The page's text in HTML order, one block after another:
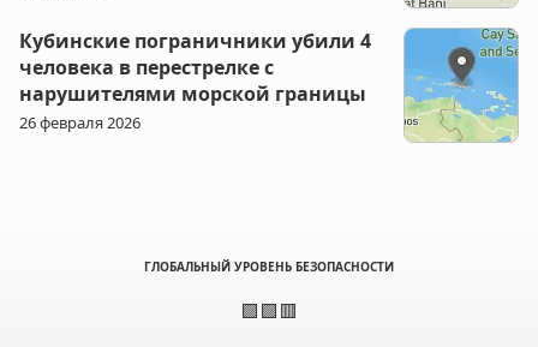
Кубинские пограничники убили 4
человека в перестрелке с
нарушителями морской границы
26 февраля 2026
ГЛОБАЛЬНЫЙ УРОВЕНЬ БЕЗОПАСНОСТИ
🟩🟩🟥